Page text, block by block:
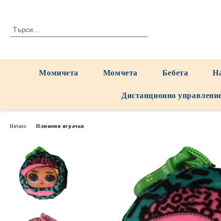
Момичета Момчета Бебета
Дистанционно
Начало Плюшени играчки